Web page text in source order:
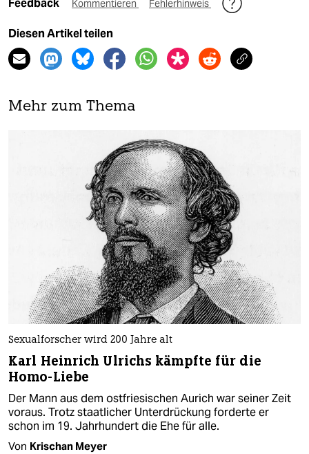
Feedback Kommentieren Fehlerhinweis
Diesen Artikel teilen
Mehr zum Thema
Sexualforscher wird 200 Jahre alt
Karl Heinrich Ulrichs kämpfte für die
Homo-Liebe
Der Mann aus dem ostfriesischen Aurich war seiner Zeit
voraus. Trotz staatlicher Unterdrückung forderte er
schon im 19. Jahrhundert die Ehe für alle.
Von Krischan Meyer